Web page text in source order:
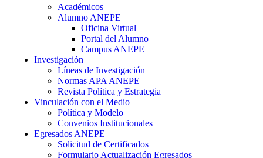
Académicos
Alumno ANEPE
Oficina Virtual
Portal del Alumno
Campus ANEPE
Investigación
Líneas de Investigación
Normas APA ANEPE
Revista Política y Estrategia
Vinculación con el Medio
Política y Modelo
Convenios Institucionales
Egresados ANEPE
Solicitud de Certificados
Formulario Actualización Egresados